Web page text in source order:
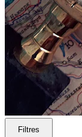
Filtres